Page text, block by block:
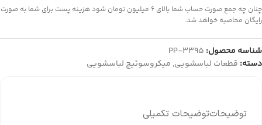
چنان چه جمع صورت حساب شما بالای 6 میلیون تومان شود هزینه پست برای شما به صورت
رایگان محاصبه خواهد شد.
شناسه محصول: PP-3395
دسته: قطعات لباسشویی, میکروسوئیچ لباسشویی
توضیحاتتوضیحات تکمیلی